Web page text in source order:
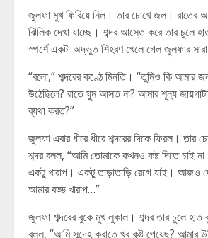
জুলফা মুখ ফিরিয়ে নিল। তার চোখে জল। রাতের
ঝিলিক দেখা যাচ্ছে। শব্দর আস্তে করে তার চুলে
স্পর্শে একটা অদ্ভুত শিহরণ খেলে গেল জুলফার সারা
“বলো,” শব্দরের কণ্ঠে মিনতি। “তুমিও কি আমার
উঠেছিলে? রাতে ঘুম আসত না? আমার শূন্য
ব্যথা করত?”
জুলফা এবার ধীরে ধীরে শব্দরের দিকে ফিরল। তার
শব্দর বলল, “আমি তোমাকে কখনও কষ্ট দিতে চাই
একটু খারাপ। একটু তাড়াতাড়ি রেগে যাই। আজও
আমার বড্ড খারাপ…”
জুলফা শব্দরের বুকে মুখ লুকাল। শব্দর তার চুলে হাত
বলল, “আমি সন্দেহ করাতে খুব কষ্ট পেয়েছ? আমার